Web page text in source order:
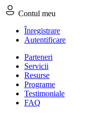
Contul meu
Înregistrare
Autentificare
Parteneri
Servicii
Resurse
Programe
Testimoniale
FAQ